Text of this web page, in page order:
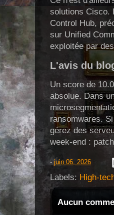
solutions Cisco.
Control Hub,
sur Unified
exploitée par
L'avis du
Un score de
absolue. Dans
ransomwares.
gérez des
week-end :
- juin 06, 2026
Labels: High-
Aucun